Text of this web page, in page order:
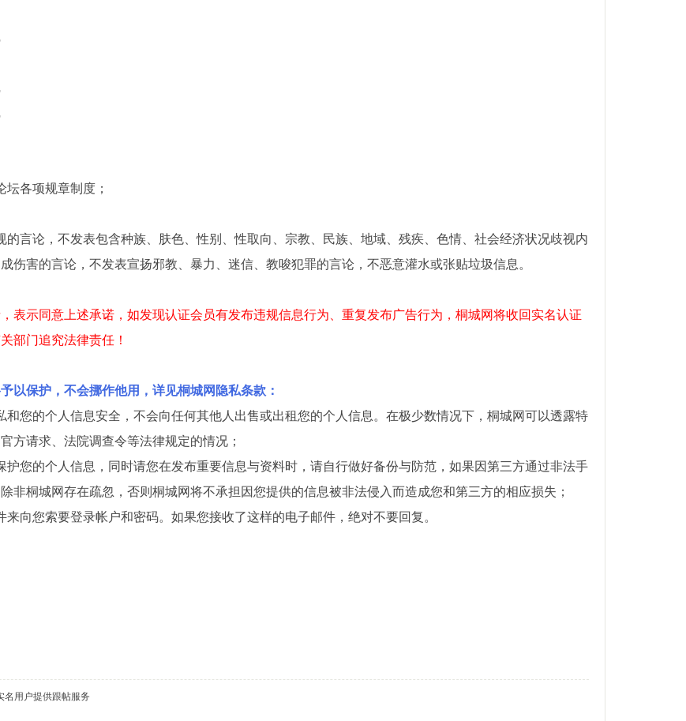
各项规章制度；
的言论，不发表包含种族、肤色、性别、性取向、宗教、民族、地域、残疾、色情、社会经济状况歧视内
伤害的言论，不发表宣扬邪教、暴力、迷信、教唆犯罪的言论，不恶意灌水或张贴垃圾信息。
表示同意上述承诺，如发现认证会员有发布违规信息行为、重复发布广告行为，桐城网将收回实名认证
部门追究法律责任！
以保护，不会挪作他用，详见桐城网隐私条款：
和您的个人信息安全，不会向任何其他人出售或出租您的个人信息。在极少数情况下，桐城网可以透露特
方请求、法院调查令等法律规定的情况；
护您的个人信息，同时请您在发布重要信息与资料时，请自行做好备份与防范，如果因第三方通过非法手
非桐城网存在疏忽，否则桐城网将不承担因您提供的信息被非法侵入而造成您和第三方的相应损失；
来向您索要登录帐户和密码。如果您接收了这样的电子邮件，绝对不要回复。
名用户提供跟帖服务